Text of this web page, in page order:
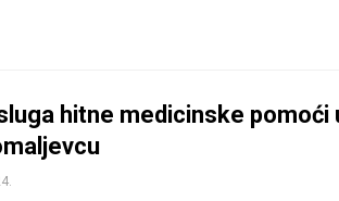
hitne medicinske pomoći